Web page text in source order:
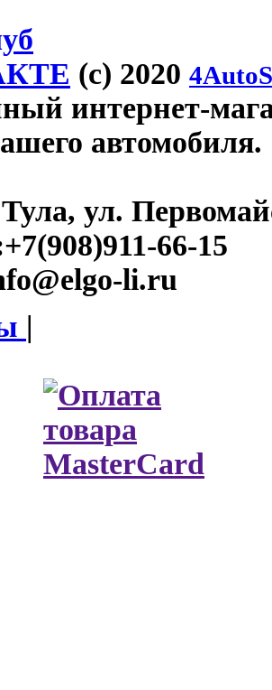
(c) 2020
интернет-
автомобиля.
Тула, ул.
+7(908)911-66-15
li.ru
|